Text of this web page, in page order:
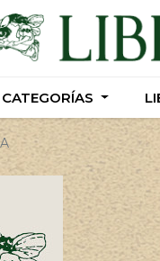
CATEGORÍAS
CATEGORÍAS